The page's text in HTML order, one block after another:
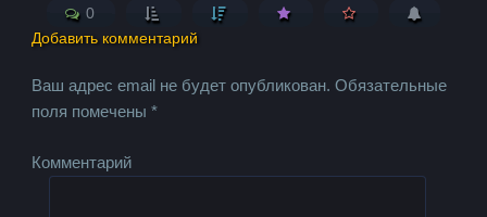
0
Добавить комментарий
Ваш адрес email не будет опубликован. Обязательные
поля помечены*
Комментарий